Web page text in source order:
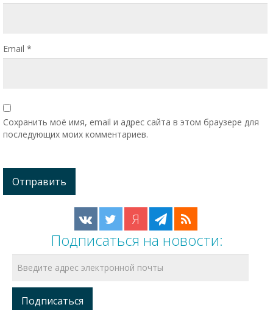
Email *
Сохранить моё имя, email и адрес сайта в этом браузере для
последующих моих комментариев.
Я
Подписаться на новости: